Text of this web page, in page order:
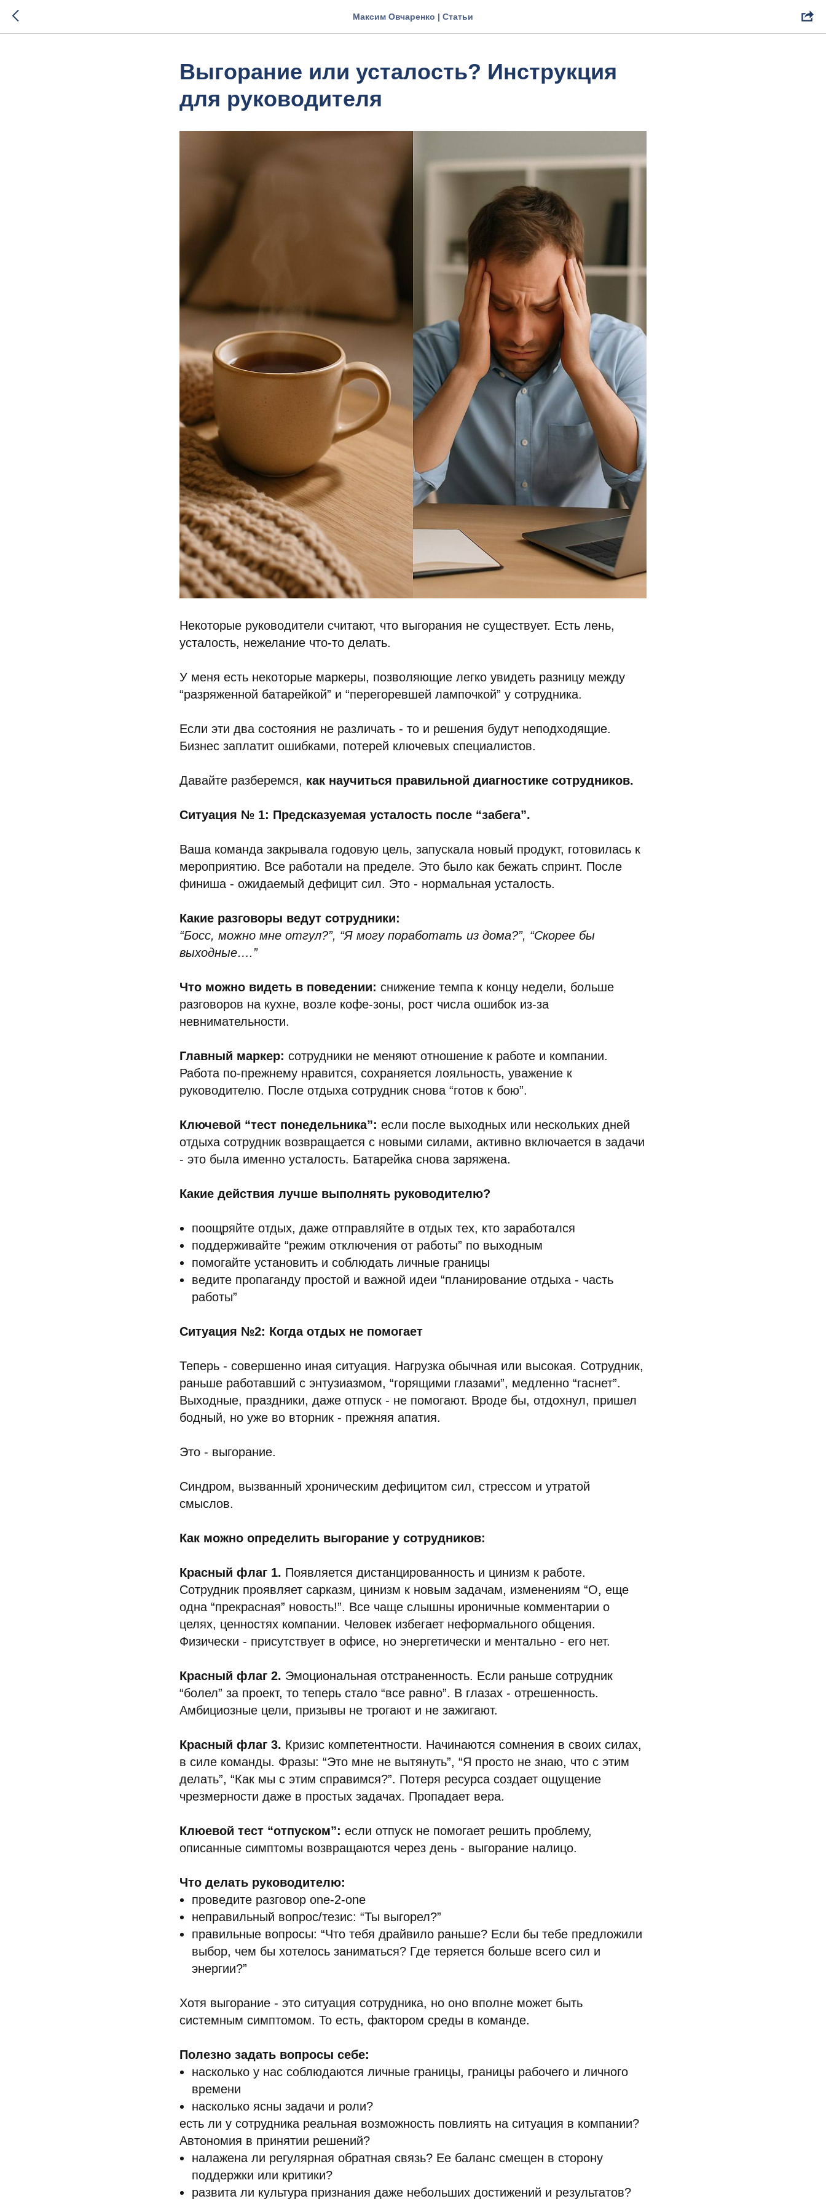
Максим Овчаренко | Статьи
Выгорание или усталость? Инструкция
для руководителя
Некоторые руководители считают, что выгорания не существует. Есть лень,
усталость, нежелание что-то делать.
У меня есть некоторые маркеры, позволяющие легко увидеть разницу между
“разряженной батарейкой” и “перегоревшей лампочкой” у сотрудника.
Если эти два состояния не различать - то и решения будут неподходящие.
Бизнес заплатит ошибками, потерей ключевых специалистов.
Давайте разберемся, как научиться правильной диагностике сотрудников.
Ситуация № 1: Предсказуемая усталость после “забега”.
Ваша команда закрывала годовую цель, запускала новый продукт, готовилась к
мероприятию. Все работали на пределе. Это было как бежать спринт. После
финиша - ожидаемый дефицит сил. Это - нормальная усталость.
Какие разговоры ведут сотрудники:
“Босс, можно мне отгул?”, “Я могу поработать из дома?”, “Скорее бы
выходные….”
Что можно видеть в поведении: снижение темпа к концу недели, больше
разговоров на кухне, возле кофе-зоны, рост числа ошибок из-за
невнимательности.
Главный маркер: сотрудники не меняют отношение к работе и компании.
Работа по-прежнему нравится, сохраняется лояльность, уважение к
руководителю. После отдыха сотрудник снова “готов к бою”.
Ключевой “тест понедельника”: если после выходных или нескольких дней
отдыха сотрудник возвращается с новыми силами, активно включается в задачи
- это была именно усталость. Батарейка снова заряжена.
Какие действия лучше выполнять руководителю?
поощряйте отдых, даже отправляйте в отдых тех, кто заработался
поддерживайте “режим отключения от работы” по выходным
помогайте установить и соблюдать личные границы
ведите пропаганду простой и важной идеи “планирование отдыха - часть
работы”
Ситуация №2: Когда отдых не помогает
Теперь - совершенно иная ситуация. Нагрузка обычная или высокая. Сотрудник,
раньше работавший с энтузиазмом, “горящими глазами”, медленно “гаснет”.
Выходные, праздники, даже отпуск - не помогают. Вроде бы, отдохнул, пришел
бодный, но уже во вторник - прежняя апатия.
Это - выгорание.
Синдром, вызванный хроническим дефицитом сил, стрессом и утратой
смыслов.
Как можно определить выгорание у сотрудников:
Красный флаг 1. Появляется дистанцированность и цинизм к работе.
Сотрудник проявляет сарказм, цинизм к новым задачам, изменениям “О, еще
одна “прекрасная” новость!”. Все чаще слышны ироничные комментарии о
целях, ценностях компании. Человек избегает неформального общения.
Физически - присутствует в офисе, но энергетически и ментально - его нет.
Красный флаг 2. Эмоциональная отстраненность. Если раньше сотрудник
“болел” за проект, то теперь стало “все равно”. В глазах - отрешенность.
Амбициозные цели, призывы не трогают и не зажигают.
Красный флаг 3. Кризис компетентности. Начинаются сомнения в своих силах,
в силе команды. Фразы: “Это мне не вытянуть”, “Я просто не знаю, что с этим
делать”, “Как мы с этим справимся?”. Потеря ресурса создает ощущение
чрезмерности даже в простых задачах. Пропадает вера.
Клюевой тест “отпуском”: если отпуск не помогает решить проблему,
описанные симптомы возвращаются через день - выгорание налицо.
Что делать руководителю:
проведите разговор one-2-one
неправильный вопрос/тезис: “Ты выгорел?”
правильные вопросы: “Что тебя драйвило раньше? Если бы тебе предложили
выбор, чем бы хотелось заниматься? Где теряется больше всего сил и
энергии?”
Хотя выгорание - это ситуация сотрудника, но оно вполне может быть
системным симптомом. То есть, фактором среды в команде.
Полезно задать вопросы себе:
насколько у нас соблюдаются личные границы, границы рабочего и личного
времени
насколько ясны задачи и роли?
есть ли у сотрудника реальная возможность повлиять на ситуация в компании?
Автономия в принятии решений?
налажена ли регулярная обратная связь? Ее баланс смещен в сторону
поддержки или критики?
развита ли культура признания даже небольших достижений и результатов?